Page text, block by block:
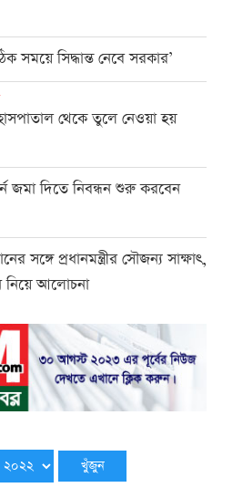
সময়ে সিদ্ধান্ত নেবে সরকার’
থেকে তুলে নেওয়া হয়
জমা দিতে নিবন্ধন শুরু করবেন
সঙ্গে প্রধানমন্ত্রীর সৌজন্য সাক্ষাৎ,
নিয়ে আলোচনা